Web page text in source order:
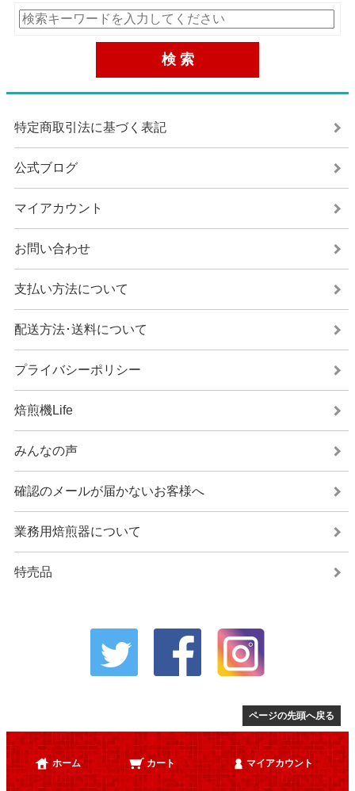
特定商取引法に基づく表記
公式ブログ
マイアカウント
お問い合わせ
支払い方法について
配送方法･送料について
プライバシーポリシー
焙煎機Life
みんなの声
確認のメールが届かないお客様へ
業務用焙煎器について
特売品
ページの先頭へ戻る
ホーム カート マイアカウント